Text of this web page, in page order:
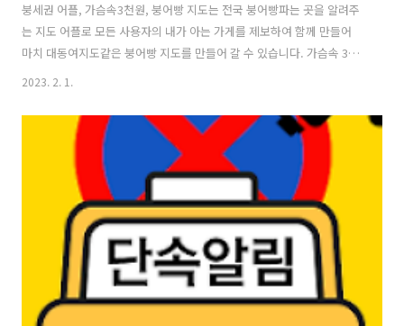
붕세권 어플, 가슴속3천원, 붕어빵 지도는 전국 붕어빵파는 곳을 알려주
는 지도 어플로 모든 사용자의 내가 아는 가게를 제보하여 함께 만들어
마치 대동여지도같은 붕어빵 지도를 만들어 갈 수 있습니다. 가슴속 3천
원은 겨울철 우리 가슴속에 지니고 다니는 3천원을 털어가는 붕어빵, 타
우리의 현재 위치에서 가까운 가게 찾기 기능을 가지고, 지금 내 위치를
기준으로 가까운 가게들을 붕어빵 지도로 알려줍니다. 내가 알고 있는 가
게 제보하기를 통해 가슴속 3천원은 데이터를 모든 사용자가 공유하므로
내가 알고있는 가게를 제보하여 다른사람들에게 공유할 수 있으며, 사진,
메뉴와 같이 제보할 수 있으며, 가게별로 리뷰를 작성할 수 있어 붕세권
이 아닌..
2023. 2. 1.